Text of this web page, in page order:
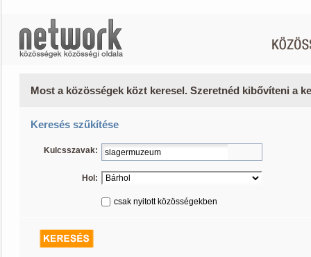
Most a közösségek közt keresel. Szeretnéd kibővíteni a
Keresés szűkítése
Kulcsszavak:
Hol:
csak nyitott közösségekben